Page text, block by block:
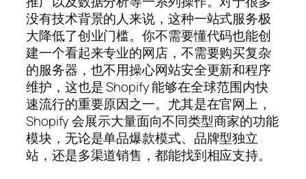
没有技术背景的人来说，这种一站式服务极
大降低了创业门槛。你不需要懂代码也能创
建一个看起来专业的网店，不需要购买复杂
的服务器，也不用操心网站安全更新和程序
维护，这也是 Shopify 能够在全球范围内快
速流行的重要原因之一。尤其是在官网上，
Shopify 会展示大量面向不同类型商家的功能
模块，无论是单品爆款模式、品牌型独立
站，还是多渠道销售，都能找到相应支持。